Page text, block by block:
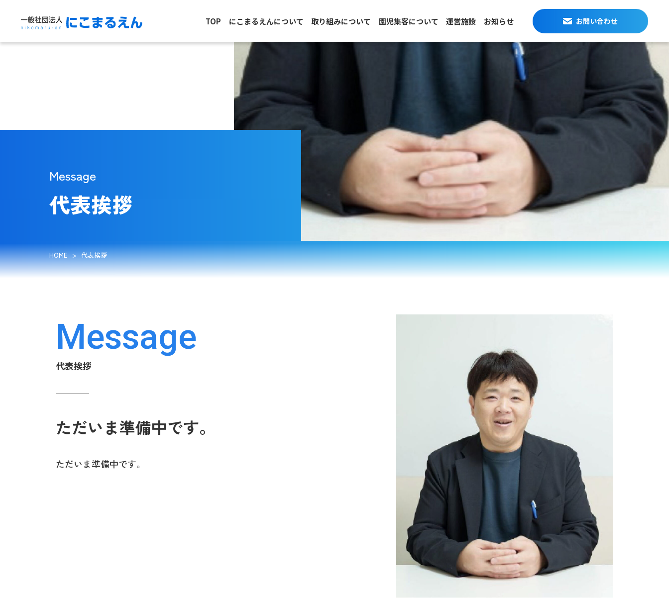
TOP にこまるえんについて 取り組みについて 園児集客について 運営施設 お知らせ お問い合わせ
Message
代表挨拶
HOME > 代表挨拶
Message
代表挨拶
ただいま準備中です。
ただいま準備中です。